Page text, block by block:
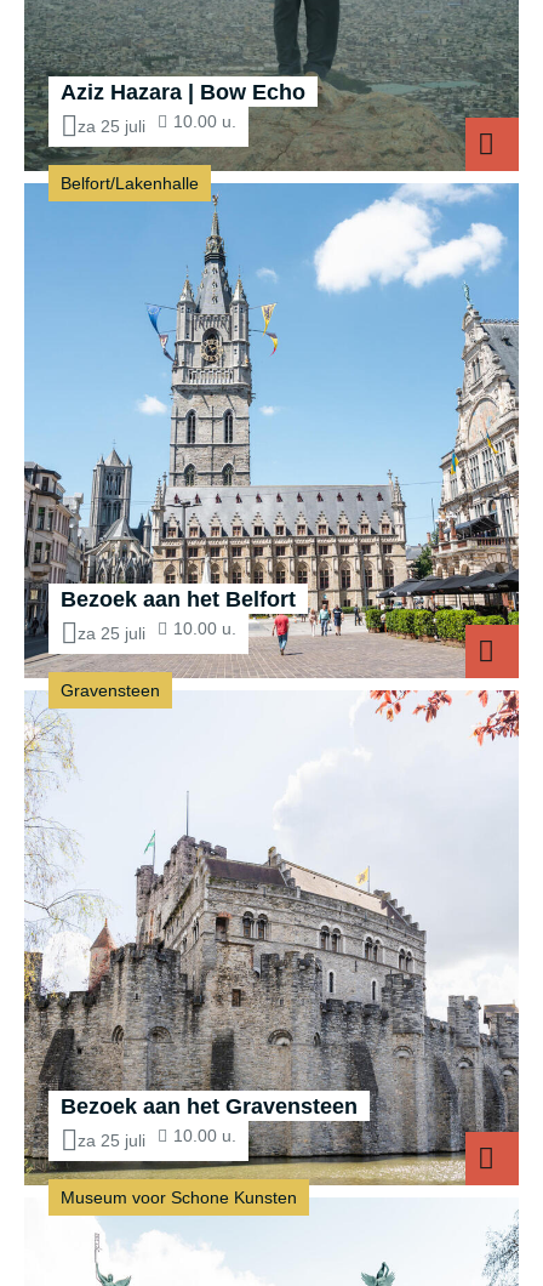
Aziz Hazara | Bow Echo
za 25 juli 10.00 u.
Aziz
Bezoek aan het Belfort
za 25 juli 10.00 u.
Belfort/Lakenhalle
Bezoek aan het Gravensteen
za 25 juli 10.00 u.
Gravensteen
Museum voor Schone Kunsten